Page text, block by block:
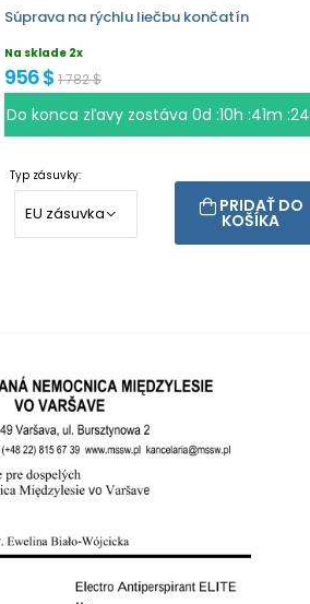
Súprava na rýchlu liečbu končatín
Na sklade 2x
956 $ 1 782 $
Do konca zľavy zostáva0d :10h :41m :23
Typ zásuvky:
PRIDAŤ DO
KOŠÍKA